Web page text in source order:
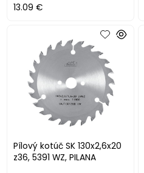
13.09 €
Pílový kotúč SK 130x2,6x20
z36, 5391 WZ, PILANA